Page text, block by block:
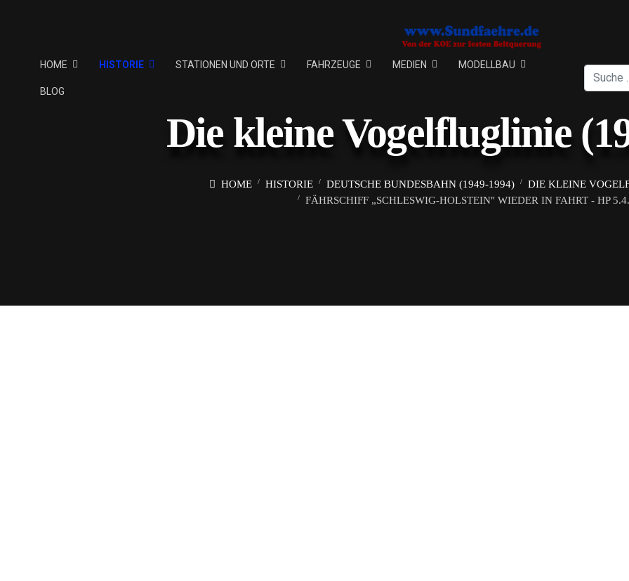
HOME HISTORIE STATIONEN UND ORTE FAHRZEUGE MEDIEN MODELLBAU
BLOG
Suchen
Die kleine Vogelfluglinie
HOME HISTORIE DEUTSCHE BUNDESBAHN (1949-1994)
DIE KLEINE
FÄHRSCHIFF „SCHLESWIG-HOLSTEIN" WIEDER IN FAHRT - HP